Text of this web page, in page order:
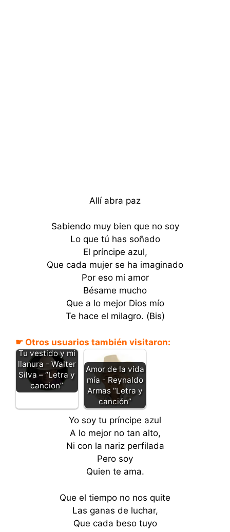
Allí abra paz
Sabiendo muy bien que no soy
Lo que tú has soñado
El príncipe azul,
Que cada mujer se ha imaginado
Por eso mi amor
Bésame mucho
Que a lo mejor Dios mío
Te hace el milagro. (Bis)
☛ Otros usuarios también visitaron:
Tu vestido y mi
llanura - Walter
Silva – “Letra y
cancion”
Amor de la vida
mía - Reynaldo
Armas “Letra y
canción”
Yo soy tu príncipe azul
A lo mejor no tan alto,
Ni con la nariz perfilada
Pero soy
Quien te ama.
Que el tiempo no nos quite
Las ganas de luchar,
Que cada beso tuyo